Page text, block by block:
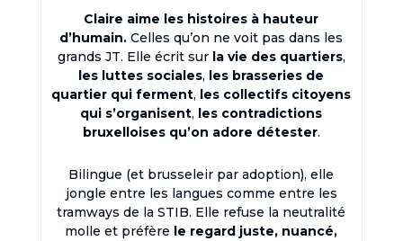
Claire aime les histoires à hauteur
d’humain. Celles qu’on ne voit pas dans les
grands JT. Elle écrit sur la vie des quartiers,
les luttes sociales, les brasseries de
quartier qui ferment, les collectifs citoyens
qui s’organisent, les contradictions
bruxelloises qu’on adore détester.
Bilingue (et brusseleir par adoption), elle
jongle entre les langues comme entre les
tramways de la STIB. Elle refuse la neutralité
molle et préfère le regard juste, nuancé,